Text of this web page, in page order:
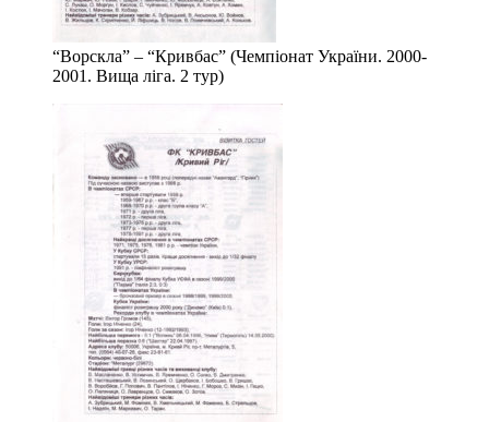
“Ворскла” – “Кривбас” (Чемпіонат України. 2000-
2001. Вища ліга. 2 тур)